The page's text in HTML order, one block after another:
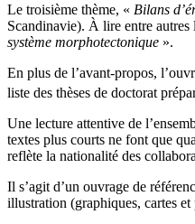
Le troisième thème, « Bilans
Scandinavie). À lire entre
système morphotectonique ».
En plus de l’avant-propos,
liste des thèses de doctorat
Une lecture attentive de
textes plus courts ne font que
reflète la nationalité des
Il s’agit d’un ouvrage de
illustration (graphiques, cartes